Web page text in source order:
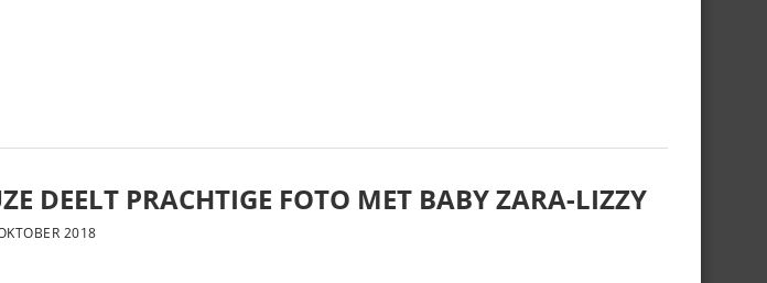
DEELT PRACHTIGE FOTO MET BABY ZARA-LIZZY
2018